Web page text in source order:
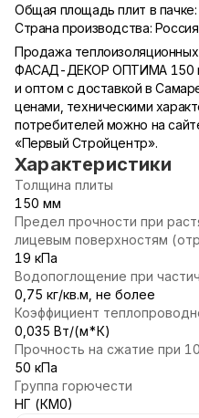
Общая площадь плит в пачке:
Страна производства: Россия
Продажа
ФАСАД-ДЕКОР ОПТИМА 150
и оптом с доставкой в
ценами, техническими
потребителей можно на
«Первый Стройцентр».
Характеристики
Толщина плиты
150 мм
Предел прочности при
лицевым поверхностям
19 кПа
Водопоглощение при
0,75 кг/кв.м, не более
Коэффициент
0,035 Вт/(м*К)
Прочность на сжатие при
50 кПа
Группа горючести
НГ (КМ0)